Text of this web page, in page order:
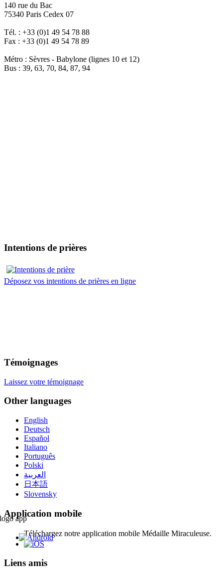
140 rue du Bac
75340 Paris Cedex 07
Tél. : +33 (0)1 49 54 78 88
Fax : +33 (0)1 49 54 78 89
Métro : Sèvres - Babylone (lignes 10 et 12)
Bus : 39, 63, 70, 84, 87, 94
Intentions de prières
Déposez vos intentions de prières en ligne
Témoignages
Laissez votre témoignage
Other languages
English
Deutsch
Español
Italiano
Português
Polski
العربية
日本語
Slovensky
Application mobile
Téléchargez notre application mobile Médaille Miraculeuse.
Liens amis